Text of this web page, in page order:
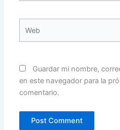
Guardar mi nombre,
en este navegador para la
comentario.